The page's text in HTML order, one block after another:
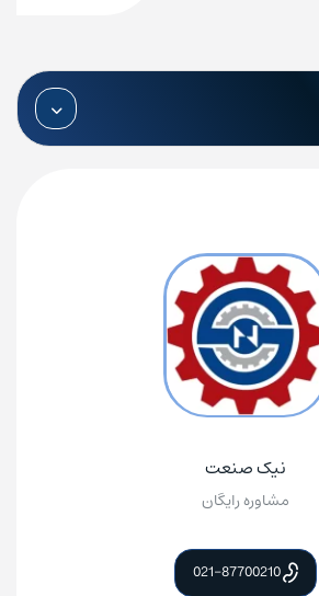
نیک صنعت
مشاوره رایگان
021-87700210